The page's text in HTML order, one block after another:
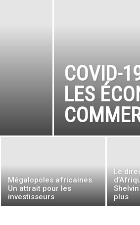
COVID-
LES
Mégalopoles africaines.
Un attrait pour les
investisseurs
Le
plus